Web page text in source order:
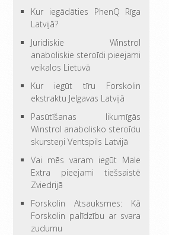
Kur iegādāties PhenQ Rīga
Latvijā?
Juridiskie Winstrol
anaboliskie steroīdi pieejami
veikalos Lietuvā
Kur iegūt tīru Forskolin
ekstraktu Jelgavas Latvijā
Pasūtīšanas likumīgās
Winstrol anabolisko steroīdu
skursteņi Ventspils Latvijā
Vai mēs varam iegūt Male
Extra pieejami tiešsaistē
Zviedrijā
Forskolin Atsauksmes: Kā
Forskolin palīdzību ar svara
zudumu